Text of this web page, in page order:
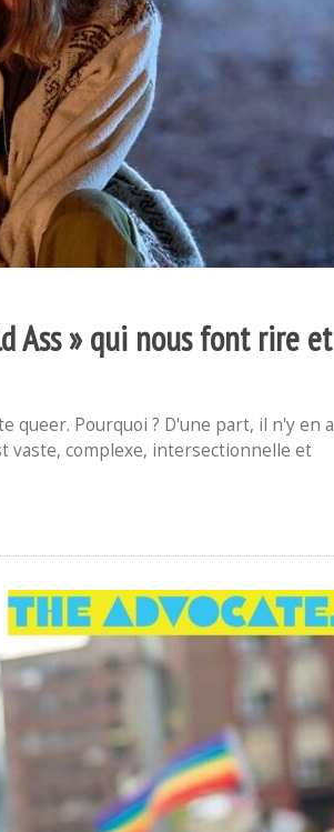
Ass » qui nous font rire et
queer. Pourquoi ? D'une part, il n'y en a
vaste, complexe, intersectionnelle et